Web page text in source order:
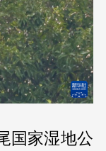
国家湿地公